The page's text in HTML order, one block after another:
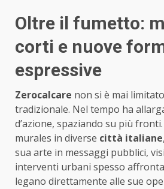
Oltre il fumetto:
corti e nuove
espressive
Zerocalcare non si è mai
tradizionale. Nel tempo ha
d’azione, spaziando su più
murales in diverse città italiane
sua arte in messaggi pubblici,
interventi urbani spesso
legano direttamente alle sue